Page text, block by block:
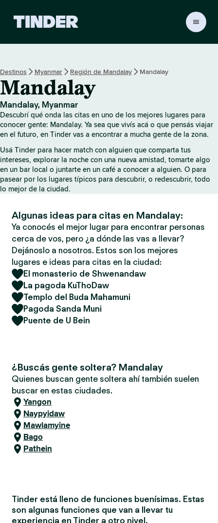
o
d
e
i
n
d
r
Destinos Myanmar Región de Mandalay Mandalay
Mandalay
Mandalay, Myanmar
Descubrí qué onda las citas en uno de los mejores lugares para
conocer gente: Mandalay. Ya sea que vivís acá o que pensás viajar
en el futuro, en Tinder vas a encontrar a mucha gente de la zona.
Usá Tinder para hacer match con alguien que comparta tus
intereses, explorar la noche con una nueva amistad, tomarte algo
en un bar local o juntarte en un café a conocer a alguien. O para
pasear por los lugares típicos para descubrir, o redescubrir, todo
lo mejor de la ciudad.
Algunas ideas para citas en Mandalay:
Ya conocés el mejor lugar para encontrar personas
cerca de vos, pero ¿a dónde las vas a llevar?
Dejánoslo a nosotros. Estos son los mejores
lugares e ideas para citas en la ciudad:
El monasterio de Shwenandaw
La pagoda KuThoDaw
Templo del Buda Mahamuni
Pagoda Sanda Muni
Puente de U Bein
¿Buscás gente soltera? Mandalay
Quienes buscan gente soltera ahí también suelen
buscar en estas ciudades.
Yangon
Naypyidaw
Mawlamyine
Bago
Pathein
Tinder está lleno de funciones buenísimas. Estas
son algunas funciones que van a llevar tu
experiencia en Tinder a otro nivel.